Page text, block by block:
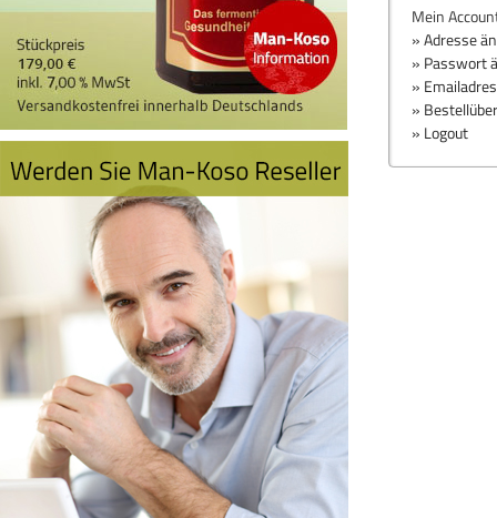
Mein
» Adresse
» Passwort
»
»
» Logout